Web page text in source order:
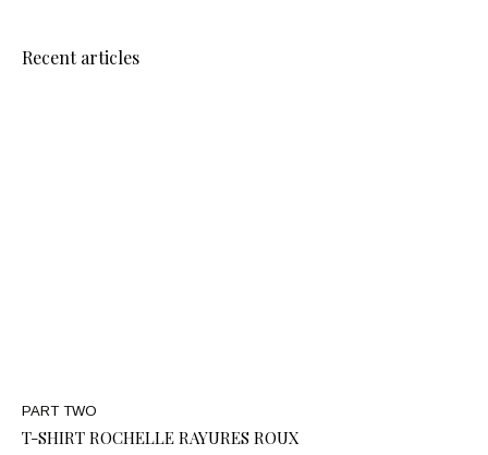
Recent articles
PART TWO
T-SHIRT ROCHELLE RAYURES ROUX